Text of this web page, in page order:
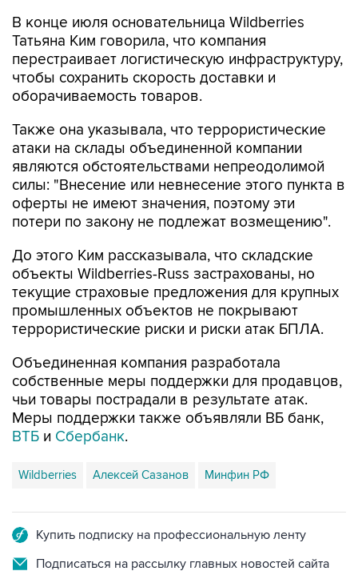
В конце июля основательница Wildberries
Татьяна Ким говорила, что компания
перестраивает логистическую инфраструктуру,
чтобы сохранить скорость доставки и
оборачиваемость товаров.
Также она указывала, что террористические
атаки на склады объединенной компании
являются обстоятельствами непреодолимой
силы: "Внесение или невнесение этого пункта в
оферты не имеют значения, поэтому эти
потери по закону не подлежат возмещению".
До этого Ким рассказывала, что складские
объекты Wildberries-Russ застрахованы, но
текущие страховые предложения для крупных
промышленных объектов не покрывают
террористические риски и риски атак БПЛА.
Объединенная компания разработала
собственные меры поддержки для продавцов,
чьи товары пострадали в результате атак.
Меры поддержки также объявляли ВБ банк,
ВТБ и Сбербанк.
Wildberries Алексей Сазанов Минфин РФ
Купить подписку на профессиональную ленту
Подписаться на рассылку главных новостей сайта